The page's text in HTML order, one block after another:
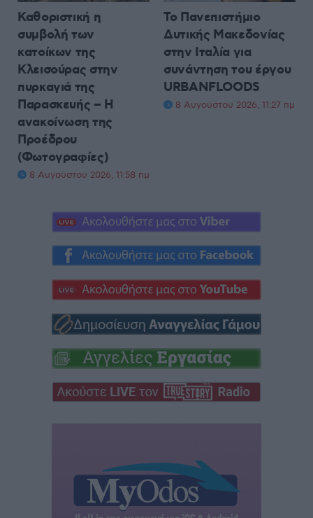
Καθοριστική η
συμβολή των
κατοίκων της
Κλεισούρας στην
πυρκαγιά της
Παρασκευής – Η
ανακοίνωση της
Προέδρου
(Φωτογραφίες)
8 Αυγούστου 2026, 11:58 πμ
Το Πανεπιστήμιο
Δυτικής Μακεδονίας
στην Ιταλία για
συνάντηση του έργου
URBANFLOODS
8 Αυγούστου 2026, 11:27 πμ